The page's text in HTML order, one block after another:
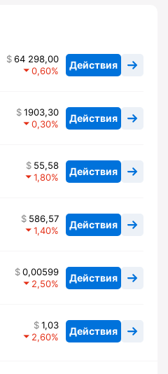
64 298,00
0,60
Действия
1903,30
0,30
Действия
55,58
1,80
Действия
586,57
1,40
Действия
0,00599
2,50
Действия
1,03
2,60
Действия